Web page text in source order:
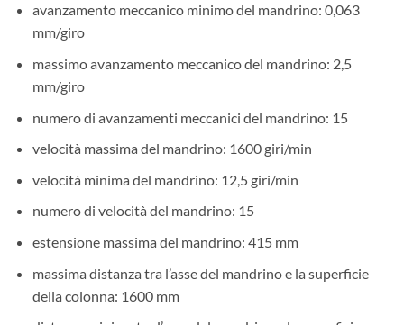
avanzamento meccanico minimo del mandrino: 0,063
mm/giro
massimo avanzamento meccanico del mandrino: 2,5
mm/giro
numero di avanzamenti meccanici del mandrino: 15
velocità massima del mandrino: 1600 giri/min
velocità minima del mandrino: 12,5 giri/min
numero di velocità del mandrino: 15
estensione massima del mandrino: 415 mm
massima distanza tra l’asse del mandrino e la superficie
della colonna: 1600 mm